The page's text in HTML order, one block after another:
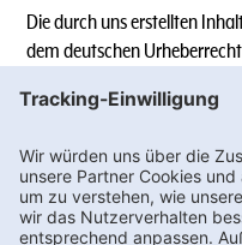
Die durch uns erstellten
dem deutschen
Zustimmung.
Für die Richtigkeit,
übernehmen wir keine
Diese Website enthält Links